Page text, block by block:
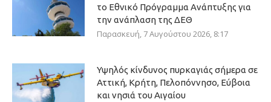
το Εθνικό Πρόγραμμα Ανάπτυξης για
την ανάπλαση της ΔΕΘ
Παρασκευή, 7 Αυγούστου 2026, 8:17
Υψηλός κίνδυνος πυρκαγιάς σήμερα σε
Αττική, Κρήτη, Πελοπόννησο, Εύβοια
και νησιά του Αιγαίου